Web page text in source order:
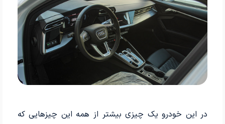
در این خودرو یک چیزی بیشتر از همه این چیزهایی که